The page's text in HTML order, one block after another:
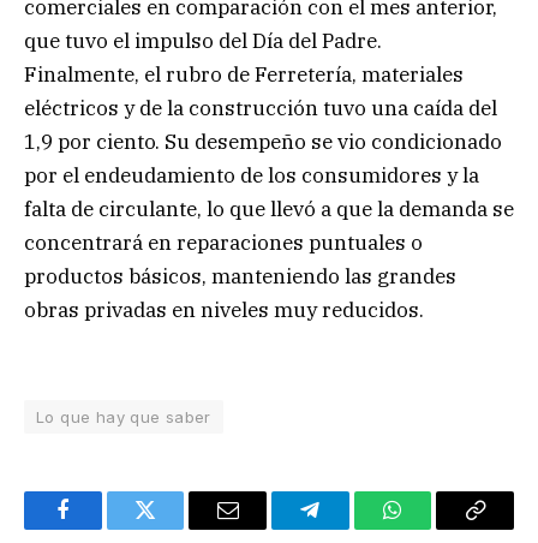
comerciales en comparación con el mes anterior,
que tuvo el impulso del Día del Padre.
Finalmente, el rubro de Ferretería, materiales
eléctricos y de la construcción tuvo una caída del
1,9 por ciento. Su desempeño se vio condicionado
por el endeudamiento de los consumidores y la
falta de circulante, lo que llevó a que la demanda se
concentrará en reparaciones puntuales o
productos básicos, manteniendo las grandes
obras privadas en niveles muy reducidos.
Lo que hay que saber
FacebookTwitter Email TelegramWhatsAppCopy